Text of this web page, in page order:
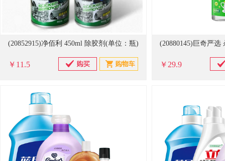
(20852915)净佰利 450ml 除胶剂(单位：瓶)
￥11.5 ￥29.9